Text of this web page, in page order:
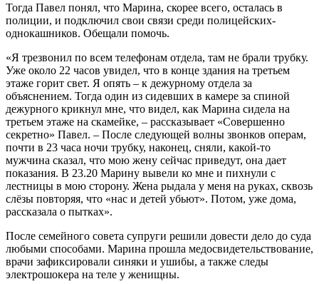
Тогда Павел понял, что Марина, скорее всего, осталась в
полиции, и подключил свои связи среди полицейских-
однокашников. Обещали помочь.
«Я трезвонил по всем телефонам отдела, там не брали трубку.
Уже около 22 часов увидел, что в конце здания на третьем
этаже горит свет. Я опять – к дежурному отдела за
объяснением. Тогда один из сидевших в камере за спиной
дежурного крикнул мне, что видел, как Марина сидела на
третьем этаже на скамейке, – рассказывает «Совершенно
секретно» Павел. – После следующей волны звонков операм,
почти в 23 часа ночи трубку, наконец, сняли, какой-то
мужчина сказал, что мою жену сейчас приведут, она дает
показания. В 23.20 Марину вывели ко мне и пихнули с
лестницы в мою сторону. Жена рыдала у меня на руках, сквозь
слёзы повторяя, что «нас и детей убьют». Потом, уже дома,
рассказала о пытках».
После семейного совета супруги решили довести дело до суда
любыми способами. Марина прошла медосвидетельствование,
врачи зафиксировали синяки и ушибы, а также следы
электрошокера на теле у женищны.